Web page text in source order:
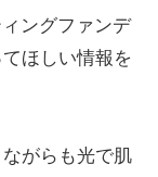
ングファンデ
ほしい情報を
がらも光で肌